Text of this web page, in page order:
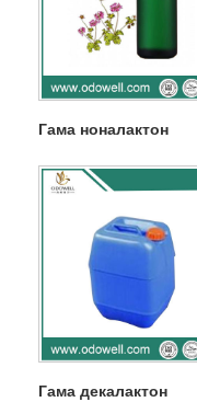
Гама ноналактон
Гама декалактон